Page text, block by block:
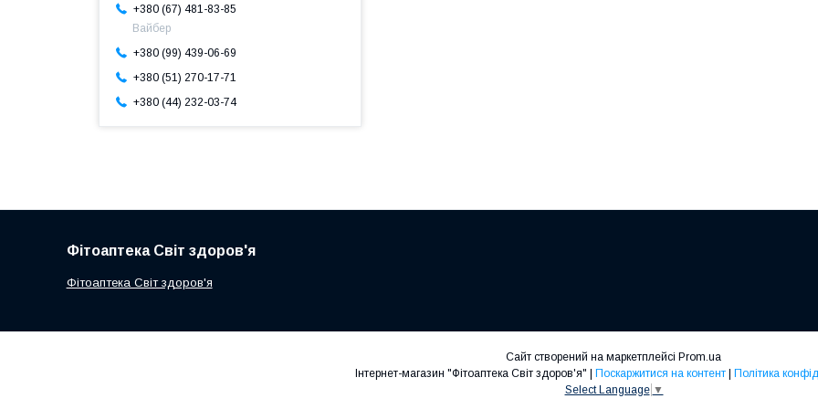
+380 (67) 481-83-85
Вайбер
+380 (99) 439-06-69
+380 (51) 270-17-71
+380 (44) 232-03-74
Фітоаптека Світ здоров'я
Фітоаптека Світ здоров'я
Сайт створений на маркетплейсі Prom.ua
Інтернет-магазин "Фітоаптека Світ здоров'я" | Поскаржитися на контент | Політика
Select Language ▼